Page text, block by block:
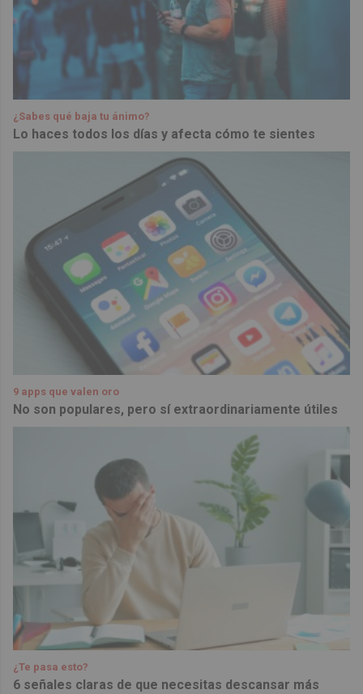
¿Sabes qué baja tu ánimo?
Lo haces todos los días y afecta cómo te sientes
9 apps que valen oro
No son populares, pero sí extraordinariamente útiles
¿Te pasa esto?
6 señales claras de que necesitas descansar más